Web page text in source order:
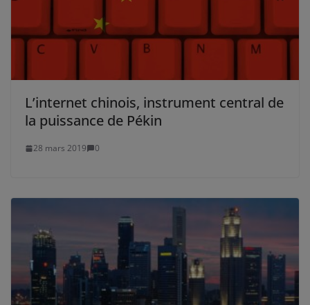
L’internet chinois, instrument central de
la puissance de Pékin
28 mars 2019 0